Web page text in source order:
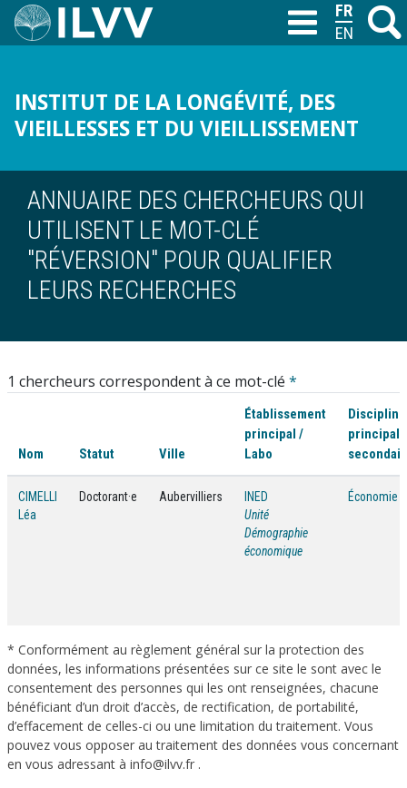
Aller
au
M
INSTITUT DE LA LONGÉVITÉ, DES
VIEILLESSES ET DU VIEILLISSEMENT
T
ANNUAIRE DES CHERCHEURS QUI
UTILISENT LE MOT-CLÉ
"RÉVERSION" POUR QUALIFIER
LEURS RECHERCHES
1 chercheurs correspondent à ce mot-clé *
Nom Statut Ville
Établissement
principal /
Labo
CIMELLI
Léa
Doctorant·e Aubervilliers
INED
Unité
Démographie
économique
Économie
* Conformément au règlement général sur la protection des
données, les informations présentées sur ce site le sont avec le
consentement des personnes qui les ont renseignées, chacune
bénéficiant d’un droit d’accès, de rectification, de portabilité,
d’effacement de celles-ci ou une limitation du traitement. Vous
pouvez vous opposer au traitement des données vous concernant
en vous adressant à info@ilvv.fr .
FRANÇAIS
ENGLISH